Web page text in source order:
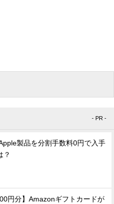
- PR -
製品を分割手数料0円で入手
？
円分】Amazonギフトカードが